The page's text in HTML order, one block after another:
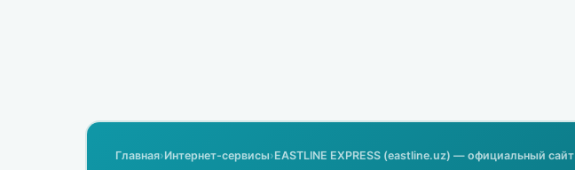
Главная›Интернет-сервисы›EASTLINE EXPRESS (eastline.uz) — официальный сайт